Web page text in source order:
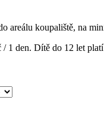
areálu koupaliště, na
/ 1 den. Dítě do 12 let